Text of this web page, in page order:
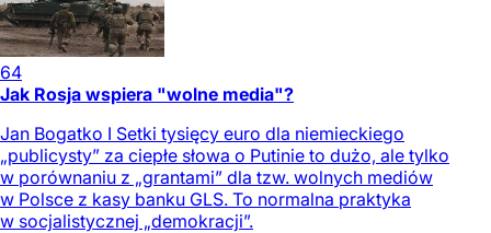
64
Jak Rosja wspiera "wolne media"?
Jan Bogatko I Setki tysięcy euro dla niemieckiego
„publicysty” za ciepłe słowa o Putinie to dużo, ale tylko
w porównaniu z „grantami” dla tzw. wolnych mediów
w Polsce z kasy banku GLS. To normalna praktyka
w socjalistycznej „demokracji”.